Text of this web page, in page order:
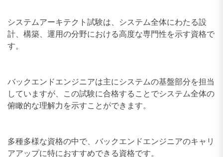
システムアーキテクト試験は、システム全体にわたる設
計、構築、運用の分野における高度な専門性を示す資格で
す。
バックエンドエンジニアは主にシステムの基盤部分を担当
していますが、この試験に合格することでシステム全体の
俯瞰的な理解力を示すことができます。
多種多様な資格の中で、バックエンドエンジニアのキャリ
アアップに特におすすめできる資格です。